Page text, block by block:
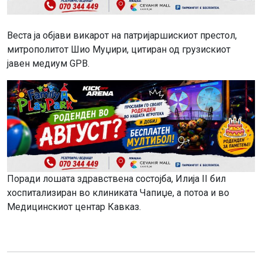
Веста ја објави викарот на патријаршискиот престол,
митрополитот Шио Муџири, цитиран од грузискиот
јавен медиум GPB.
Поради лошата здравствена состојба, Илија II бил
хоспитализиран во клиниката Чапиџе, а потоа и во
Медицинскиот центар Кавказ.